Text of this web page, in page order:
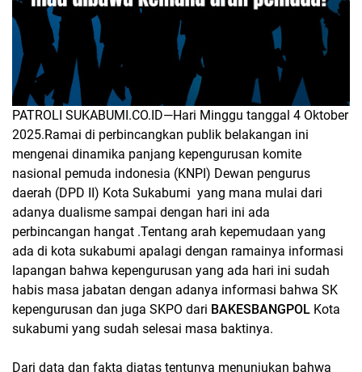
PATROLI SUKABUMI.CO.ID—Hari Minggu tanggal 4 Oktober
2025.Ramai di perbincangkan publik belakangan ini
mengenai dinamika panjang kepengurusan komite
nasional pemuda indonesia (KNPI) Dewan pengurus
daerah (DPD II) Kota Sukabumi yang mana mulai dari
adanya dualisme sampai dengan hari ini ada
perbincangan hangat .Tentang arah kepemudaan yang
ada di kota sukabumi apalagi dengan ramainya informasi
lapangan bahwa kepengurusan yang ada hari ini sudah
habis masa jabatan dengan adanya informasi bahwa SK
kepengurusan dan juga SKPO dari BAKESBANGPOL Kota
sukabumi yang sudah selesai masa baktinya.
Dari data dan fakta diatas tentunya menunjukan bahwa